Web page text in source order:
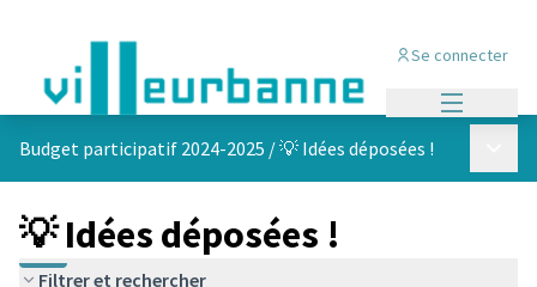
Se connecter
Budget participatif 2024-2025 /💡 Idées déposées !
💡 Idées déposées !
Filtrer et rechercher